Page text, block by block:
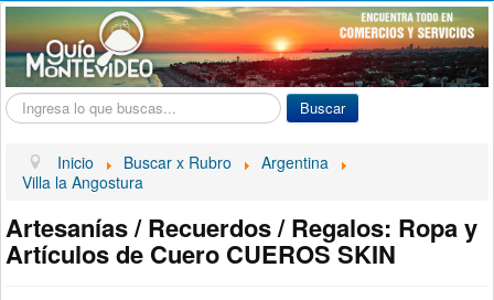
Buscar... Buscar
Inicio Buscar x Rubro
Argentina
Villa la Angostura
Artesanías / Recuerdos / Regalos: Ropa y
Artículos de Cuero CUEROS SKIN